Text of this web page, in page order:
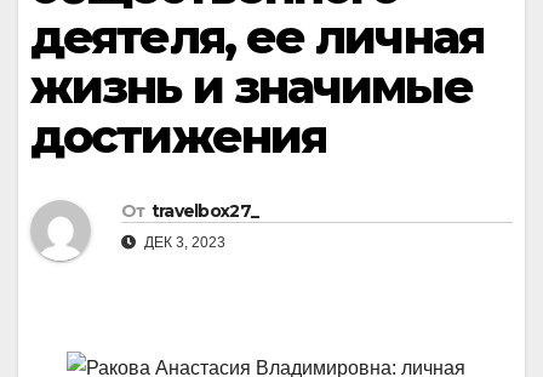
деятеля, ее личная
жизнь и значимые
достижения
От travelbox27_
ДЕК 3, 2023